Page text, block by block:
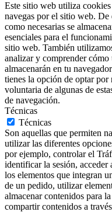
Este sitio web utiliza
navegas por el sitio web. De
como necesarias se
esenciales para el
sitio web. También
analizar y comprender
almacenarán en tu
tienes la opción de optar
voluntaria de algunas de
de navegación.
Técnicas
Técnicas
Son aquellas que permiten
utilizar las diferentes
por ejemplo, controlar el
identificar la sesión, acceder
los elementos que integran
de un pedido, utilizar
almacenar contenidos para
compartir contenidos a